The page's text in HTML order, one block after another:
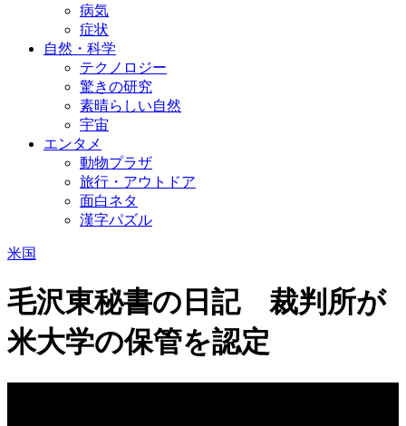
病気
症状
自然・科学
テクノロジー
驚きの研究
素晴らしい自然
宇宙
エンタメ
動物プラザ
旅行・アウトドア
面白ネタ
漢字パズル
米国
毛沢東秘書の日記 裁判所が
米大学の保管を認定